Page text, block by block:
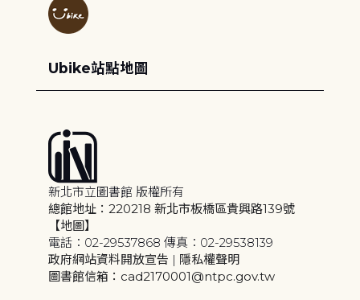
Ubike站點地圖
新北市立圖書館 版權所有
總館地址：220218 新北市板橋區貴興路139號
【地圖】
電話：02-29537868 傳真：02-29538139
政府網站資料開放宣告 | 隱私權聲明
圖書館信箱：cad2170001@ntpc.gov.tw